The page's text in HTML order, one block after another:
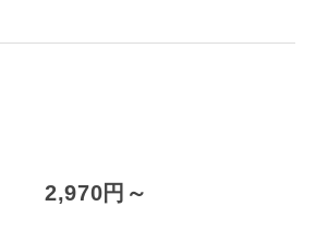
2,970円～